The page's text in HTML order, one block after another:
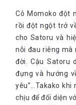
Cô Momoko đột
rồi đột ngột trở
cho Satoru và
nỗi đau riêng mà
đời. Cậu Satoru
đựng và hướng
yêu”…Takako
chịu để đối diện